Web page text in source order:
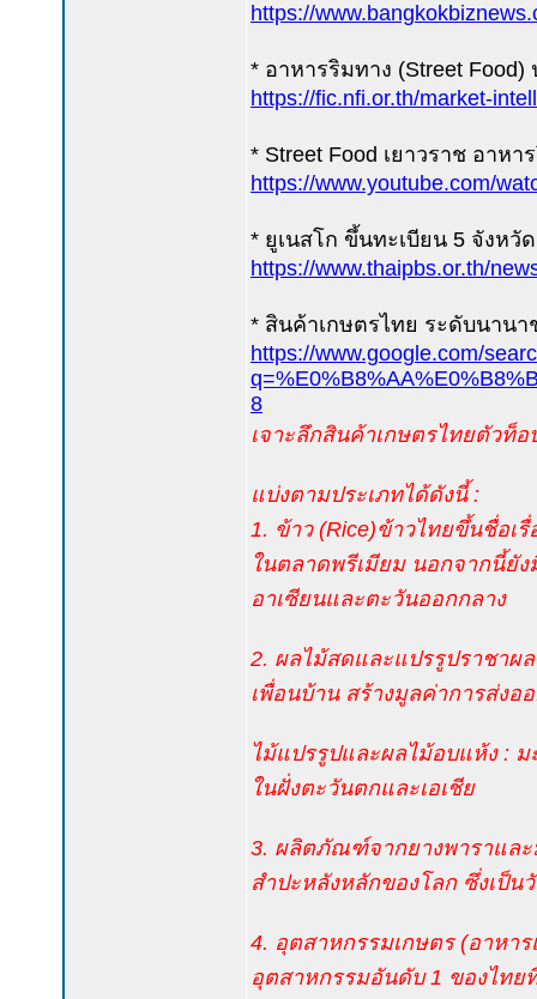
https://
* อาหารริมทาง (Street Food)
https://fic.nfi.or.th/market-
* Street Food เยาวราช อาหา
https://www.youtube.com/
* ยูเนสโก ขึ้นทะเบียน 5 จังหวั
https://www.thaipbs.or.th/
* สินค้าเกษตรไทย ระดับนานา
https://www.google.com/
8
เจาะลึกสินค้าเกษตรไทยตัวท็
แบ่งตามประเภทได้ดังนี้ :
1. ข้าว (Rice)ข้าวไทยขึ้นชื่อเ
ในตลาดพรีเมียม นอกจากนี้ยั
อาเซียนและตะวันออกกลาง
2. ผลไม้สดและแปรรูปราชาผ
เพื่อนบ้าน สร้างมูลค่าการส่งอ
ไม้แปรรูปและผลไม้อบแห้ง :
ในฝั่งตะวันตกและเอเชีย
3. ผลิตภัณฑ์จากยางพาราแล
สำปะหลังหลักของโลก ซึ่งเป็
4. อุตสาหกรรมเกษตร (อาหา
อุตสาหกรรมอันดับ 1 ของไทย